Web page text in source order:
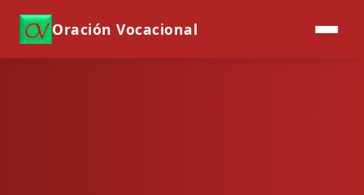
Oración Vocacional